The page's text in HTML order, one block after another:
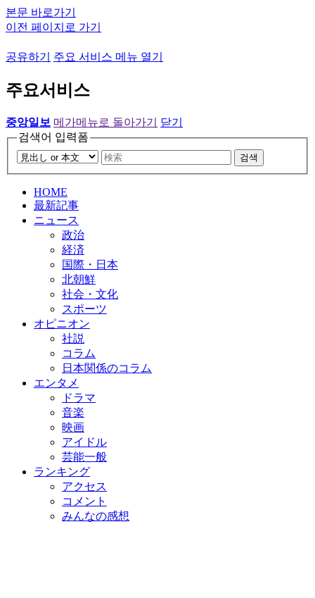
본문 바로가기
이전 페이지로 가기
공유하기 주요 서비스 메뉴 열기
주요서비스
중앙일보 메가메뉴로 돌아가기
닫기
검색어 입력폼
검색
HOME
最新記事
ニュース
政治
経済
国際・日本
北朝鮮
社会・文化
スポーツ
オピニオン
社説
コラム
日本関係のコラム
エンタメ
ドラマ
音楽
映画
アイドル
芸能一般
ランキング
アクセス
コメント
みんなの感想